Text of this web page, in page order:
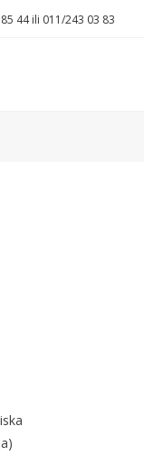
44 ili 011/243 03 83